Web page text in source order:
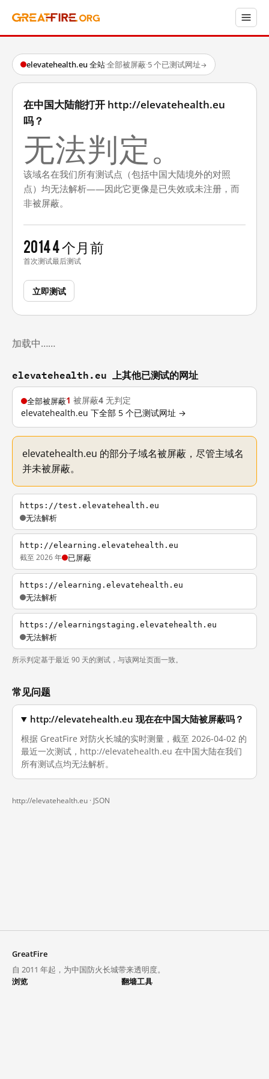
elevatehealth.eu 全站·全部被屏蔽·5 个已测试网址→
在中国大陆能打开 http://elevatehealth.eu
吗？
无法判定。
该域名在我们所有测试点（包括中国大陆境外的对照
点）均无法解析——因此它更像是已失效或未注册，而
非被屏蔽。
2014
首次测试
4 个月前
最后测试
立即测试
加载中……
elevatehealth.eu 上其他已测试的网址
全部被屏蔽1 被屏蔽4 无判定
elevatehealth.eu 下全部 5 个已测试网址 →
elevatehealth.eu 的部分子域名被屏蔽，尽管主域名
并未被屏蔽。
https://test.elevatehealth.eu
无法解析
http://elearning.elevatehealth.eu
截至 2026 年 已屏蔽
https://elearning.elevatehealth.eu
无法解析
https://elearningstaging.elevatehealth.eu
无法解析
所示判定基于最近 90 天的测试，与该网址页面一致。
常见问题
http://elevatehealth.eu 现在在中国大陆被屏蔽吗？
根据 GreatFire 对防火长城的实时测量，截至 2026-04-02 的
最近一次测试，http://elevatehealth.eu 在中国大陆在我们
所有测试点均无法解析。
http://elevatehealth.eu · JSON
GreatFire
自 2011 年起，为中国防火长城带来透明度。
浏览
翻墙工具